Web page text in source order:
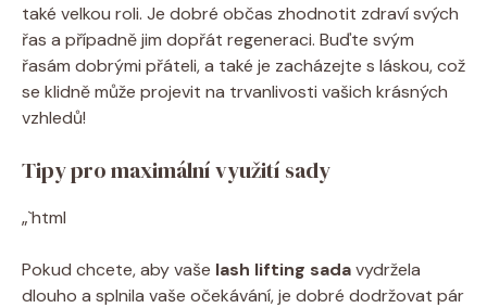
také velkou roli. Je dobré občas zhodnotit zdraví svých
řas a případně jim dopřát regeneraci. Buďte svým
řasám dobrými přáteli, a také je zacházejte s láskou, což
se klidně může projevit na trvanlivosti vašich krásných
vzhledů!
Tipy pro maximální využití sady
„`html
Pokud chcete, aby vaše lash lifting sadavydržela
dlouho a splnila vaše očekávání, je dobré dodržovat pár